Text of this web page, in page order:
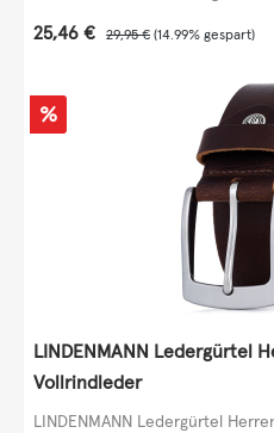
Verkaufspreis:
25,46 € Regulärer Preis:
29,95 € (14.99% gespart)
Rabatt
%
LINDENMANN Ledergürtel
Vollrindleder
LINDENMANN Ledergürtel